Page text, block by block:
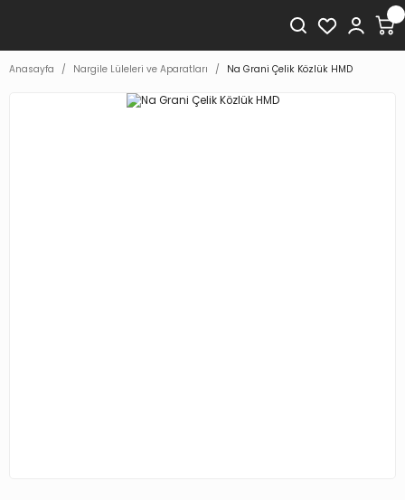
Anasayfa Nargile Lüleleri ve Aparatları Na Grani Çelik Közlük HMD